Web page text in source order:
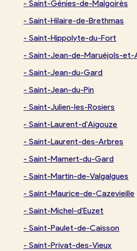
-Saint-Génies-de-Malgoirès
-Saint-Hilaire-de-Brethmas
-Saint-Hippolyte-du-Fort
-Saint-Jean-de-Maruéjols-et-
-Saint-Jean-du-Gard
-Saint-Jean-du-Pin
-Saint-Julien-les-Rosiers
-Saint-Laurent-d'Aigouze
-Saint-Laurent-des-Arbres
-Saint-Mamert-du-Gard
-Saint-Martin-de-Valgalgues
-Saint-Maurice-de-Cazevieille
-Saint-Michel-d'Euzet
-Saint-Paulet-de-Caisson
-Saint-Privat-des-Vieux